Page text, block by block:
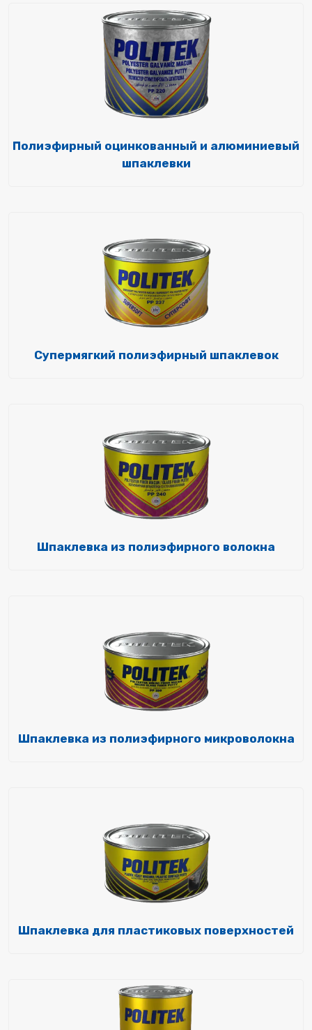
Полиэфирный оцинкованный и алюминиевый
шпаклевки
Супермягкий полиэфирный шпаклевок
Шпаклевка из полиэфирного волокна
Шпаклевка из полиэфирного микроволокна
Шпаклевка для пластиковых поверхностей